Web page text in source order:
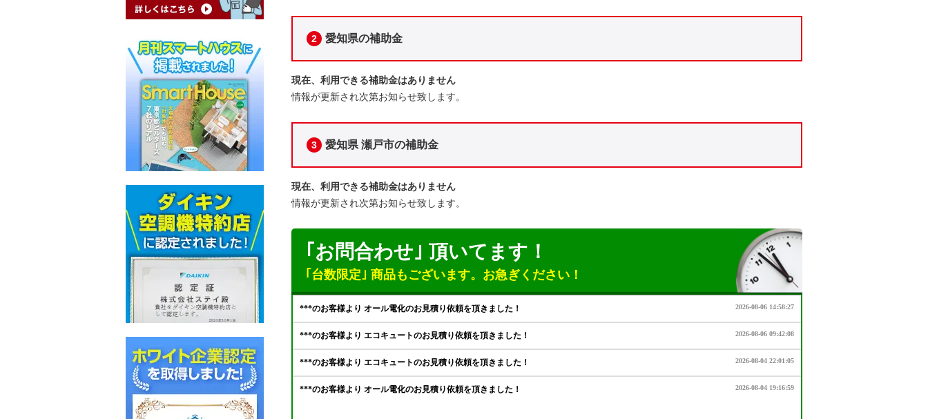
2 愛知県の補助金
現在、利用できる補助金はありません
情報が更新され次第お知らせ致します。
3 愛知県 瀬戸市の補助金
現在、利用できる補助金はありません
情報が更新され次第お知らせ致します。
｢お問合わせ｣ 頂いてます！
｢台数限定｣ 商品もございます。 お急ぎください！